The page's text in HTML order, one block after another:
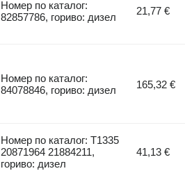
Номер по каталог:
82857786, гориво: дизел
21,77 €
Номер по каталог:
84078846, гориво: дизел
165,32 €
Номер по каталог: T1335
20871964 21884211,
гориво: дизел
41,13 €